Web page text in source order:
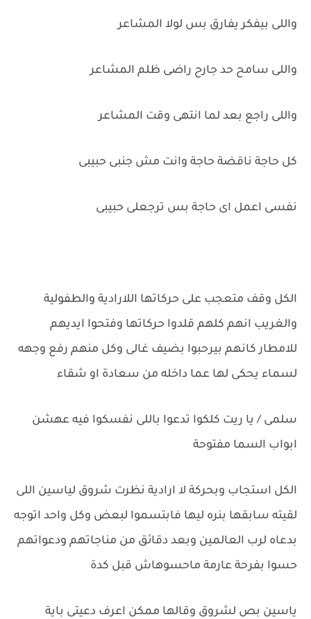
واللى بيفكر يفارق بس لولا المشاعر
واللى سامح حد جارح راضى ظلم المشاعر
واللى راجع بعد لما انتهى وقت المشاعر
كل حاجة ناقضة حاجة وانت مش جنبى حبيبى
نفسى اعمل اى حاجة بس ترجعلى حبيبى
الكل وقف متعجب على حركاتها اللارادية والطفولية
والغريب انهم كلهم قلدوا حركاتها وفتحوا ايديهم
للامطار كانهم بيرحبوا بضيف غالى وكل منهم رفع وجهه
لسماء يحكى لها عما داخله من سعادة او شقاء
سلمى / يا ريت كلكوا تدعوا باللى نفسكوا فيه عهشن
ابواب السما مفتوحة
الكل استجاب وبحركة لا ارادية نظرت شروق لياسين اللى
لقيته سابقها بنره ليها فابتسموا لبعض وكل واحد اتوجه
بدعاه لرب العالمين وبعد دقائق من مناجاتهم ودعواتهم
حسوا بفرحة عارمة ماحسوهاش قبل كدة
ياسين بص لشروق وقالها ممكن اعرف دعيتى باية